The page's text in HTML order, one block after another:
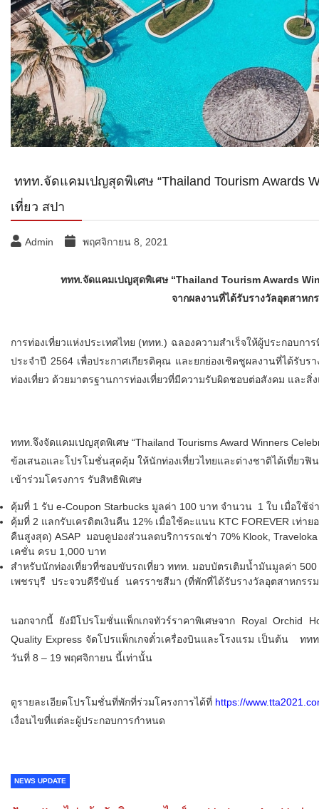
ททท.จัดแคมเปญสุดพิเศษ “Thailand Tourism Awards
เที่ยว สปา
Admin พฤศจิกายน 8, 2021
ททท.จัดแคมเปญสุดพิเศษ “Thailand Tourism Awards
จากผลงานที่ได้รับรางวัลอุตสาหก
การท่องเที่ยวแห่งประเทศไทย (ททท.) ฉลองความสำเร็จให้ผู้ประกอบกา
ประจำปี 2564 เพื่อประกาศเกียรติคุณ และยกย่องเชิดชูผลงานที่ได้รับ
ท่องเที่ยว ด้วยมาตรฐานการท่องเที่ยวที่มีความรับผิดชอบต่อสังคม และ
ททท.จึงจัดแคมเปญสุดพิเศษ “Thailand Tourisms Award Winners
ข้อเสนอและโปรโมชั่นสุดคุ้ม ให้นักท่องเที่ยวไทยและต่างชาติได้เที่ยว
เข้าร่วมโครงการ รับสิทธิพิเศษ
คุ้มที่ 1 รับ e-Coupon Starbucks มูลค่า 100 บาท จำนวน 1 ใบ เมื่อใช้
คุ้มที่ 2 แลกรับเครดิตเงินคืน 12% เมื่อใช้คะแนน KTC FOREVER เท่าย
คืนสูงสุด) ASAP มอบคูปองส่วนลดบริการรถเช่า 70% Klook,
เคชั่น ครบ 1,000 บาท
สำหรับนักท่องเที่ยวที่ชอบขับรถเที่ยว ททท. มอบบัตรเติมน้ำมันมูลค่า
เพชรบุรี ประจวบคีรีขันธ์ นครราชสีมา (ที่พักที่ได้รับรางวัลอุตสาหกรรม
นอกจากนี้ ยังมีโปรโมชั่นแพ็กเกจทัวร์ราคาพิเศษจาก Royal Orchid
Quality Express จัดโปรแพ็กเกจตั๋วเครื่องบินและโรงแรม เป็นต้น ท
วันที่ 8 – 19 พฤศจิกายน นี้เท่านั้น
ดูรายละเอียดโปรโมชั่นที่พักที่ร่วมโครงการได้ที่ https://
เงื่อนไขที่แต่ละผู้ประกอบการกำหนด
NEWS UPDATE